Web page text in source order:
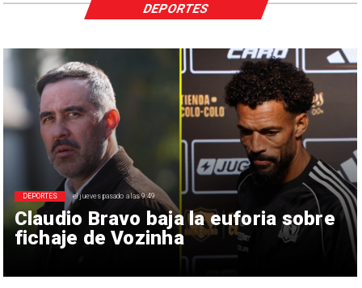
Claudio Bravo baja la euforia sobre
fichaje de Vozinha
DEPORTES el jueves pasado a las 9:49
DEPORTES